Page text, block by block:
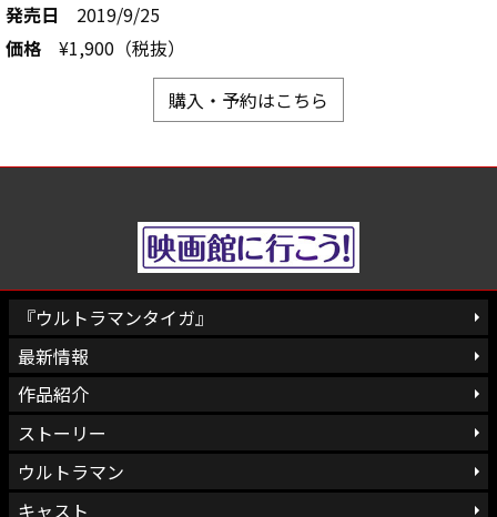
発売日
2019/9/25
価格
¥1,900（税抜）
購入・予約はこちら
『ウルトラマンタイガ』
最新情報
作品紹介
ストーリー
ウルトラマン
キャスト